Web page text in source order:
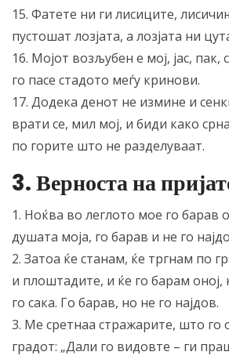
15. Фатете ни ги лисиците,
пустошат лозјата, а лозјата ни
16. Мојот возљубен е мој, јас, пак,
го пасе стадото меѓу кринови.
17. Додека денот не измине и
врати се, мил мој, и биди како
по горите што не разделуваат.
3. Верноста на
1. Ноќва во леглото мое го барав
душата моја, го барав и не го
2. Затоа ќе станам, ќе тргнам по
и плоштадите, и ќе го барам оној,
го сака. Го барав, но не го најдов.
3. Ме сретнаа стражарите, што го
градот: „Дали го видовте – ги